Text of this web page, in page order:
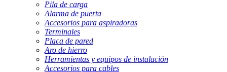
Pila de carga
Alarma de puerta
Accesorios para aspiradoras
Terminales
Placa de pared
Aro de hierro
Herramientas y equipos de instalación
Accesorios para cables